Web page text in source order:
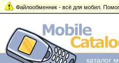
Файлообменник - всё для мобил.
каталог